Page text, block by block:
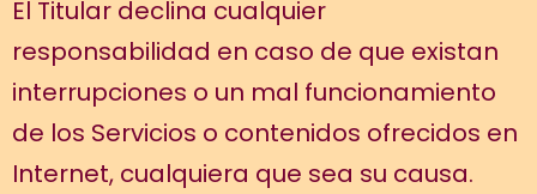
El Titular declina cualquier
responsabilidad en caso de que existan
interrupciones o un mal funcionamiento
de los Servicios o contenidos ofrecidos en
Internet, cualquiera que sea su causa.